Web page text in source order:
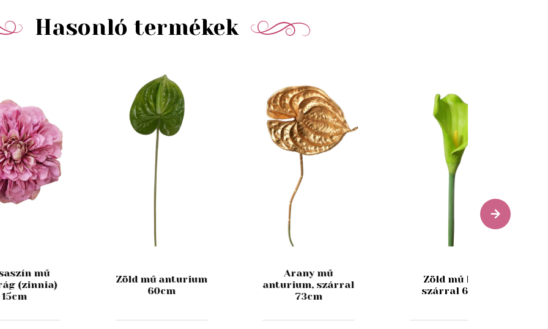
Hasonló termékek
mű
(zinnia)
15cm
Zöld mű anturium
60cm
Arany mű
anturium, szárral
73cm
Zöld mű kála
szárral 65cm